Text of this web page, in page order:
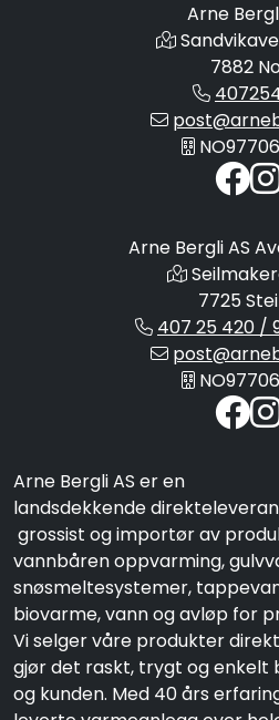
Arne
7882
Arne Bergli AS
7725
407 25 420 /
Arne Bergli AS er en
landsdekkende
grossist og importør av
vannbåren oppvarming,
snøsmeltesystemer,
biovarme, vann og avløp for
Vi selger våre produkter
gjør det raskt, trygt og enkelt
og kunden. Med 40 års